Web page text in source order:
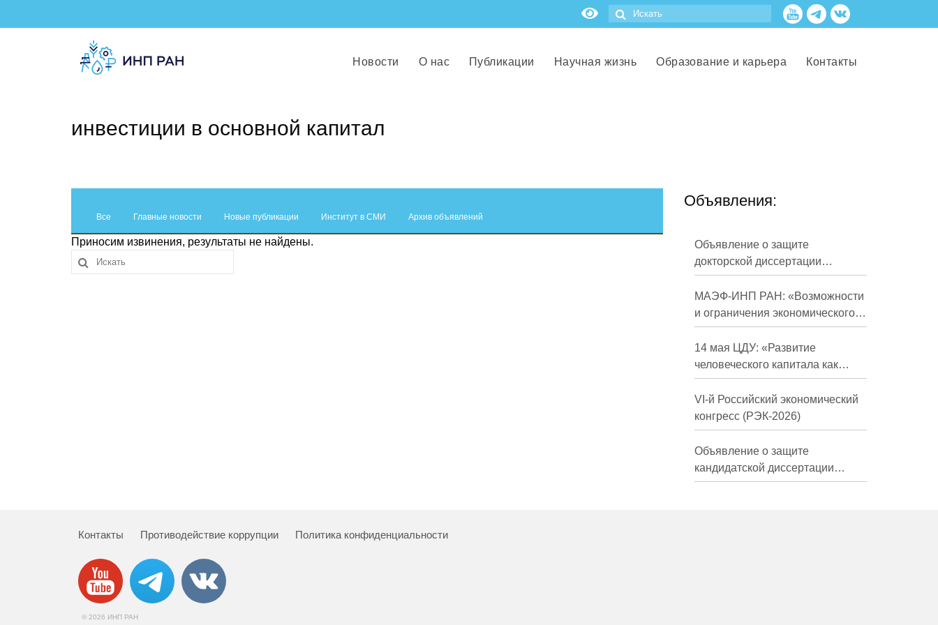
Новости О нас Публикации Научная жизнь Образование и карьера Контакты
инвестиции в основной капитал
Все Главные новости Новые публикации Институт в СМИ Архив объявлений
Приносим извинения, результаты не найдены.
Объявления:
Объявление о защите
докторской диссертации
Кузнецова Михаила
Евгеньевича
МАЭФ-ИНП РАН: «Возможности
и ограничения экономического
развития России в средне- и
долгосрочной перспективе»
14 мая ЦДУ: «Развитие
человеческого капитала как
фактор экономического роста»
VI-й Российский экономический
конгресс (РЭК-2026)
Объявление о защите
кандидатской диссертации
Трындиной Николь Сергеевны
Контакты Противодействие коррупции Политика конфиденциальности
© 2026 ИНП РАН